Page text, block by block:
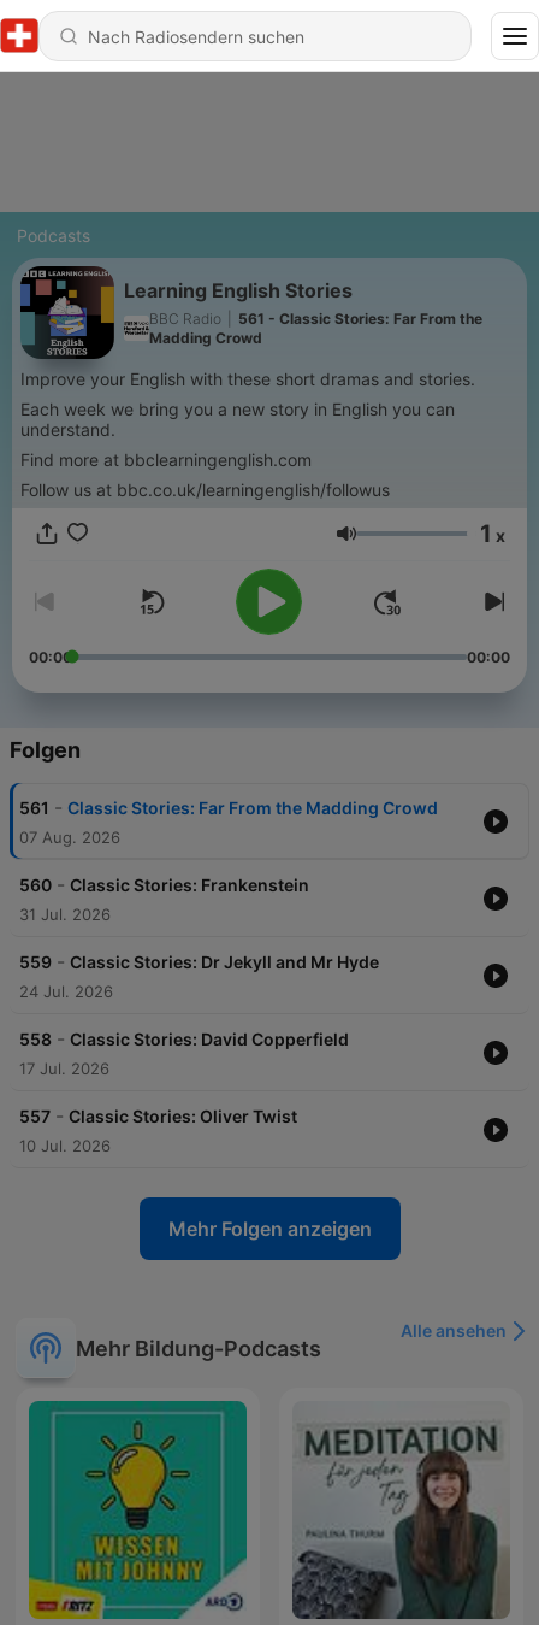
Podcasts
Learning English Stories
BBC Radio
561 - Classic Stories: Far From the
Madding Crowd
Improve your English with these short dramas and stories.
Each week we bring you a new story in English you can
understand.
Find more at bbclearningenglish.com
Follow us at bbc.co.uk/learningenglish/followus
Lautstärke 1 x
00:00 00:00
Folgen
561 - Classic Stories: Far From the Madding Crowd
07 Aug. 2026
560 - Classic Stories: Frankenstein
31 Jul. 2026
559 - Classic Stories: Dr Jekyll and Mr Hyde
24 Jul. 2026
558 - Classic Stories: David Copperfield
17 Jul. 2026
557 - Classic Stories: Oliver Twist
10 Jul. 2026
Mehr Folgen anzeigen
Mehr Bildung-Podcasts
Alle ansehen